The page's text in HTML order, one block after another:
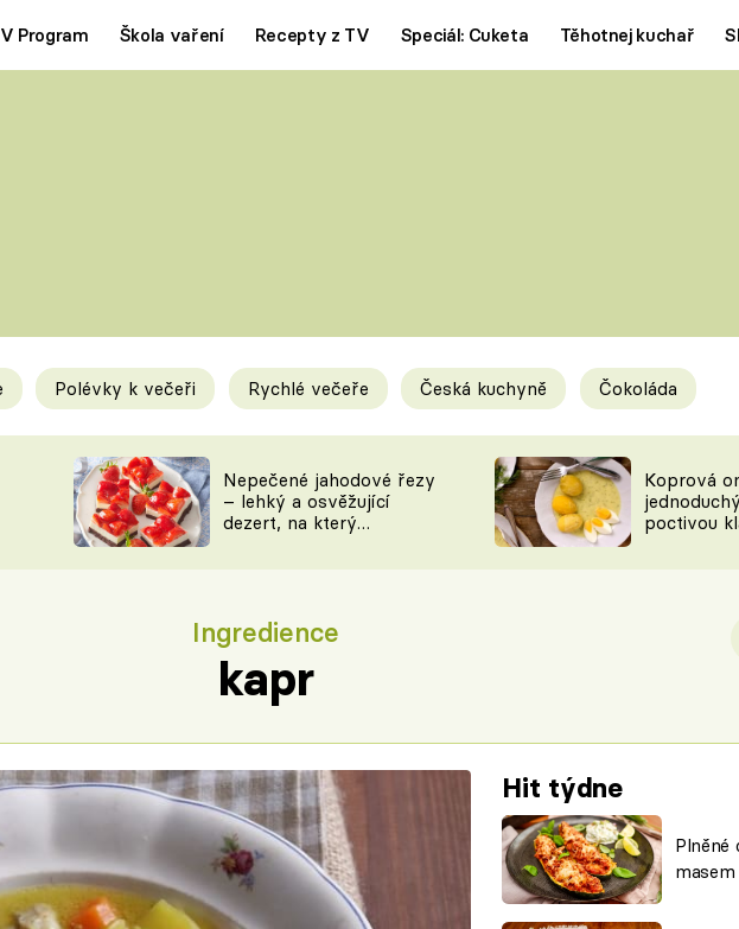
Program Škola vaření Recepty z TV Speciál: Cuketa Těhotnej kuchař
Tipy a triky
KAM ZA JÍDLEM
Novinky
ŠÉFREDAKTORKY
Polévky k večeři Rychlé večeře Česká kuchyně Čokoláda
Nepečené jahodové řezy
– lehký a osvěžující
dezert, na který
Koprová
poctivou
Ingredience
kapr
Hit týdne
Plněné
masem